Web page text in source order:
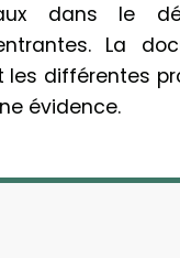
dans le
La
les différentes
évidence.